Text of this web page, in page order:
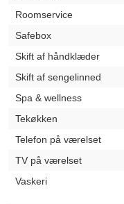
Roomservice
Safebox
Skift af håndklæder
Skift af sengelinned
Spa & wellness
Tekøkken
Telefon på værelset
TV på værelset
Vaskeri